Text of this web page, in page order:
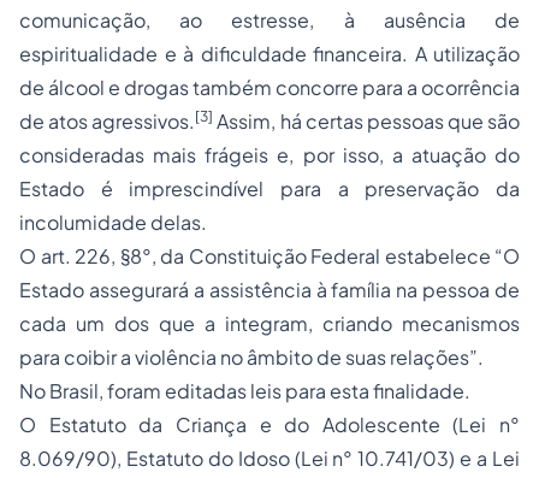
comunicação, ao estresse, à ausência de
espiritualidade e à dificuldade financeira. A utilização
de álcool e drogas também concorre para a ocorrência
de atos agressivos. [3] Assim, há certas pessoas que são
consideradas mais frágeis e, por isso, a atuação do
Estado é imprescindível para a preservação da
incolumidade delas.
O art. 226, §8°, da Constituição Federal estabelece “O
Estado assegurará a assistência à família na pessoa de
cada um dos que a integram, criando mecanismos
para coibir a violência no âmbito de suas relações”.
No Brasil, foram editadas leis para esta finalidade.
O Estatuto da Criança e do Adolescente (Lei n°
8.069/90), Estatuto do Idoso (Lei n° 10.741/03) e a Lei